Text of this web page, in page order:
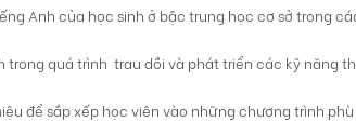
Anh của học sinh ở bậc trung học cơ sở trong
trong quá trình trau dồi và phát triển các kỹ năng
để sắp xếp học viên vào những chương trình